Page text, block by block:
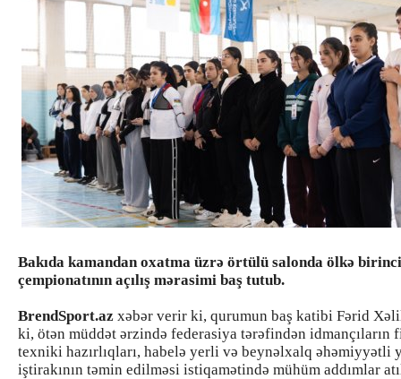
Bakıda kamandan oxatma üzrə örtülü salonda ölkə
çempionatının açılış mərasimi baş tutub.
BrendSport.az xəbər verir ki, qurumun baş katibi Fərid
ki, ötən müddət ərzində federasiya tərəfindən idmançıların
texniki hazırlıqları, habelə yerli və beynəlxalq əhəmiyyətli
iştirakının təmin edilməsi istiqamətində mühüm addımlar